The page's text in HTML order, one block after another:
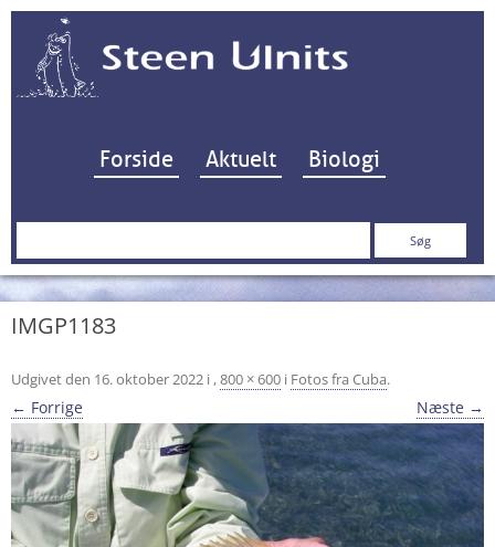
Hop til indhold
Forside Aktuelt Biologi
Søg
IMGP1183
Udgivet den 16. oktober 2022 i ,800 × 600 i Fotos fra Cuba.
← Forrige Næste →